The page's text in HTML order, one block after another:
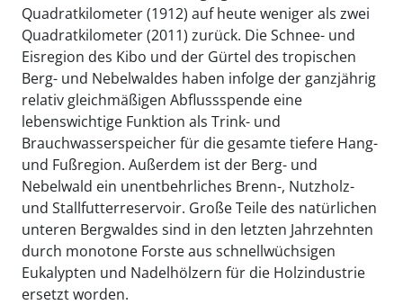
Quadratkilometer (1912) auf heute weniger als zwei
Quadratkilometer (2011) zurück. Die Schnee- und
Eisregion des Kibo und der Gürtel des tropischen
Berg- und Nebelwaldes haben infolge der ganzjährig
relativ gleichmäßigen Abflussspende eine
lebenswichtige Funktion als Trink- und
Brauchwasserspeicher für die gesamte tiefere Hang-
und Fußregion. Außerdem ist der Berg- und
Nebelwald ein unentbehrliches Brenn-, Nutzholz-
und Stallfutterreservoir. Große Teile des natürlichen
unteren Bergwaldes sind in den letzten Jahrzehnten
durch monotone Forste aus schnellwüchsigen
Eukalypten und Nadelhölzern für die Holzindustrie
ersetzt worden.